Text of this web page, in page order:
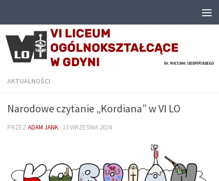
AKTUALNOŚCI
Narodowe czytanie „Kordiana” w VI LO
PRZEZ ADAM JANK · 13 WRZEŚNIA 2024